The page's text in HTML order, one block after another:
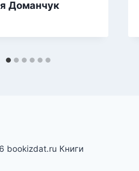
Доманчук
bookizdat.ru Книги